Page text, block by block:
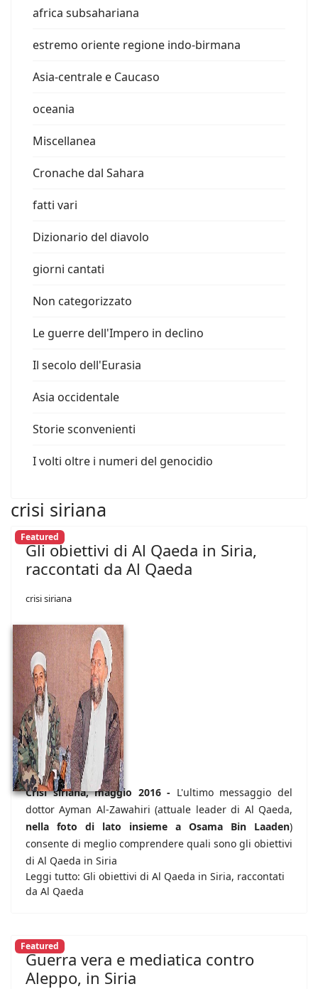
africa subsahariana
estremo oriente regione indo-birmana
Asia-centrale e Caucaso
oceania
Miscellanea
Cronache dal Sahara
fatti vari
Dizionario del diavolo
giorni cantati
Non categorizzato
Le guerre dell'Impero in declino
Il secolo dell'Eurasia
Asia occidentale
Storie sconvenienti
I volti oltre i numeri del genocidio
crisi siriana
Featured
Gli obiettivi di Al Qaeda in Siria,
raccontati da Al Qaeda
crisi siriana
Crisi siriana, maggio 2016 - L'ultimo messaggio del
dottor Ayman Al-Zawahiri (attuale leader di Al Qaeda,
nella foto di lato insieme a Osama Bin Laaden)
consente di meglio comprendere quali sono gli obiettivi
di Al Qaeda in Siria
Leggi tutto: Gli obiettivi di Al Qaeda in Siria, raccontati
da Al Qaeda
Featured
Guerra vera e mediatica contro
Aleppo, in Siria